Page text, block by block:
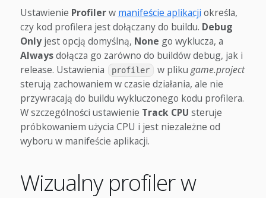
Ustawienie Profilerw manifeście aplikacji określa,
czy kod profilera jest dołączany do buildu. Debug
Onlyjest opcją domyślną, None go wyklucza, a
Alwaysdołącza go zarówno do buildów debug, jak i
release. Ustawienia
profiler w pliku game.project
sterują zachowaniem w czasie działania, ale nie
przywracają do buildu wykluczonego kodu profilera.
W szczególności ustawienie Track CPU steruje
próbkowaniem użycia CPU i jest niezależne od
wyboru w manifeście aplikacji.
Wizualny profiler w